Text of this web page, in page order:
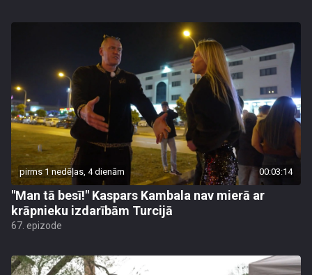
pirms 1 nedēļas, 4 dienām 00:03:14
"Man tā besī!" Kaspars Kambala nav mierā ar
krāpnieku izdarībām Turcijā
67. epizode